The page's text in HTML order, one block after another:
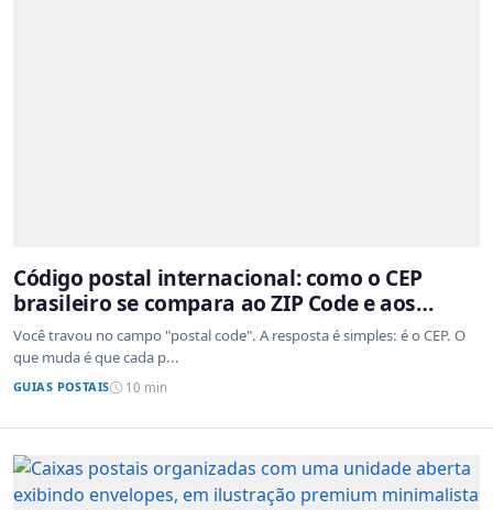
Código postal internacional: como o CEP
brasileiro se compara ao ZIP Code e aos
sistemas de outros países
Você travou no campo "postal code". A resposta é simples: é o CEP. O
que muda é que cada p...
GUIAS POSTAIS 10 min